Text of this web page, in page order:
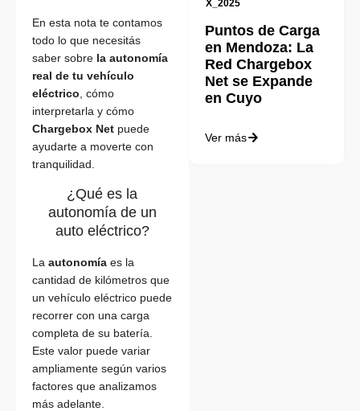
En esta nota te contamos
todo lo que necesitás
saber sobre la autonomía
real de tu vehículo
eléctrico, cómo
interpretarla y cómo
Chargebox Net puede
ayudarte a moverte con
tranquilidad.
¿Qué es la
autonomía de un
auto eléctrico?
La autonomía es la
cantidad de kilómetros que
un vehículo eléctrico puede
recorrer con una carga
completa de su batería.
Este valor puede variar
ampliamente según varios
factores que analizamos
más adelante.
X_2025
Puntos de Carga
en Mendoza: La
Red Chargebox
Net se Expande
en Cuyo
Ver más